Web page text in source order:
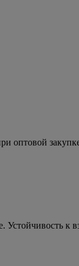
оптовой
Устойчивость